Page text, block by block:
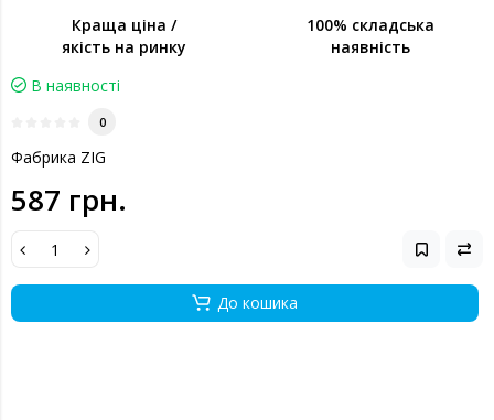
Краща ціна /
якість на ринку
100% складська
наявність
В наявності
0
Фабрика ZIG
587 грн.
До кошика